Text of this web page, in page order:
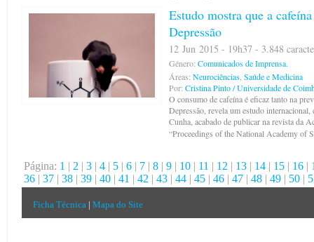
Estudo mostra que a
Depressão
12 Jun 2015 - 19h37 - 3.848
Género: Comunicados de Imprensa.
Áreas: Neurociências Saúde e Medicina
Por: Cristina Pinto / Universidade de
O consumo de cafeína é eficaz tanto na
Depressão, revela um estudo
Cunha, acabado de publicar na revista da
“Proceedings of the National Academy of
Página: 1 | 2 | 3 | 4 | 5 | 6 | 7 | 8 | 9 | 10 | 11 | 12 | 13 | 14 | 15 | 16 |
36 | 37 | 38 | 39 | 40 | 41 | 42 | 43 | 44 | 45 | 46 | 47 | 48 | 49 | 50 |
Ficha Técnica | Mapa do Site